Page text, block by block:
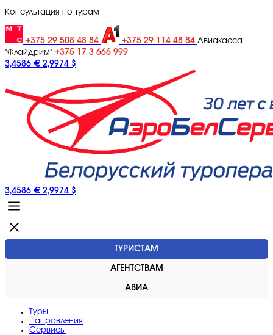
Консультация по турам
+375 29 508 48 84 +375 29 114 48 84 Авиакасса
"Флайдрим" +375 17 3 666 999
3,4586 € 2,9974 $
3,4586 € 2,9974 $
ТУРИСТАМ
АГЕНТСТВАМ
АВИА
Туры
Направления
Сервисы